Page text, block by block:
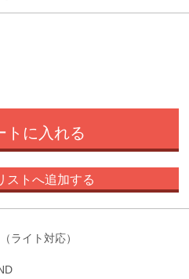
トに入れる
ストへ追加する
ライト対応）